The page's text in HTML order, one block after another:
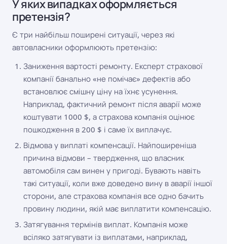
У яких випадках оформляється
претензія?
Є три найбільш поширені ситуації, через які
автовласники оформлюють претензію:
Заниження вартості ремонту. Експерт страхової
компанії банально «не помічає» дефектів або
встановлює смішну ціну на їхнє усунення.
Наприклад, фактичний ремонт після аварії може
коштувати 1000 $, а страхова компанія оцінює
пошкодження в 200 $ і саме їх виплачує.
Відмова у виплаті компенсації. Найпоширеніша
причина відмови – твердження, що власник
автомобіля сам винен у пригоді. Бувають навіть
такі ситуації, коли вже доведено вину в аварії іншої
сторони, але страхова компанія все одно бачить
провину людини, якій має виплатити компенсацію.
Затягування термінів виплат. Компанія може
всіляко затягувати із виплатами, наприклад,